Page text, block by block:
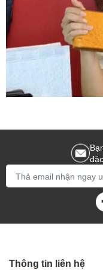
Thông tin liên hệ